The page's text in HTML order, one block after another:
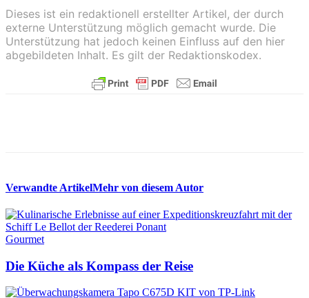
Dieses ist ein redaktionell erstellter Artikel, der durch
externe Unterstützung möglich gemacht wurde. Die
Unterstützung hat jedoch keinen Einfluss auf den hier
abgebildeten Inhalt. Es gilt der Redaktionskodex.
Verwandte ArtikelMehr von diesem Autor
Gourmet
Die Küche als Kompass der Reise